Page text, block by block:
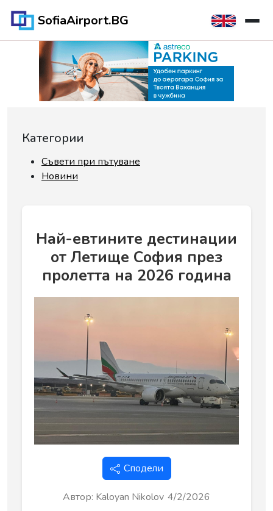
SofiaAirport.BG
Категории
Съвети при пътуване
Новини
Най-евтините дестинации
от Летище София през
пролетта на 2026 година
Сподели
Автор: Kaloyan Nikolov 4/2/2026